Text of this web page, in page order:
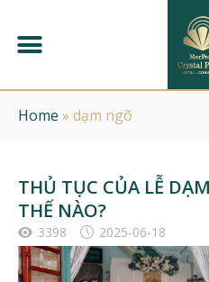
Home » dạm ngõ
THỦ TỤC CỦA LỄ
THẾ NÀO?
3398 2025-06-18